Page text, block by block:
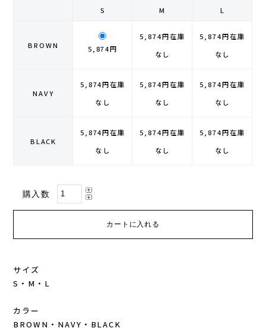
カルノパワー
ジャパンエナジーフード
ナガノトマト
GONTEX(ゴンテックス)
HOKA(ホカ)
injinji(インジンジ)
LUNA SANDALS(ルナサンダル)
S M L
BROWN 5,874円
5,874円在庫
なし
5,874円在庫
なし
NAVY
5,874円在庫
なし
5,874円在庫
なし
5,874円在庫
なし
BLACK
5,874円在庫
なし
5,874円在庫
なし
5,874円在庫
なし
購入数
サイズ
S・M・L
カラー
BROWN・NAVY・BLACK